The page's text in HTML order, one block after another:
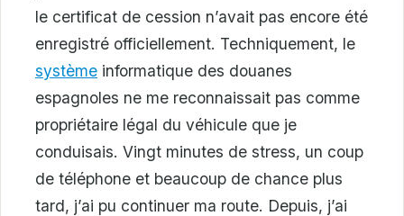
le certificat de cession n’avait pas encore été
enregistré officiellement. Techniquement, le
système informatique des douanes
espagnoles ne me reconnaissait pas comme
propriétaire légal du véhicule que je
conduisais. Vingt minutes de stress, un coup
de téléphone et beaucoup de chance plus
tard, j’ai pu continuer ma route. Depuis, j’ai